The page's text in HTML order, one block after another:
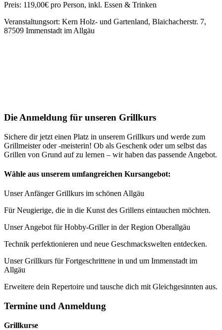
Preis: 119,00€ pro Person, inkl. Essen & Trinken
Veranstaltungsort: Kern Holz- und Gartenland, Blaichacherstr. 7,
87509 Immenstadt im Allgäu
Die Anmeldung für unseren Grillkurs
Sichere dir jetzt einen Platz in unserem Grillkurs und werde zum
Grillmeister oder -meisterin! Ob als Geschenk oder um selbst das
Grillen von Grund auf zu lernen – wir haben das passende Angebot.
Wähle aus unserem umfangreichen Kursangebot:
Unser Anfänger Grillkurs im schönen Allgäu
Für Neugierige, die in die Kunst des Grillens eintauchen möchten.
Unser Angebot für Hobby-Griller in der Region Oberallgäu
Technik perfektionieren und neue Geschmackswelten entdecken.
Unser Grillkurs für Fortgeschrittene in und um Immenstadt im
Allgäu
Erweitere dein Repertoire und tausche dich mit Gleichgesinnten aus.
Termine und Anmeldung
Grillkurse